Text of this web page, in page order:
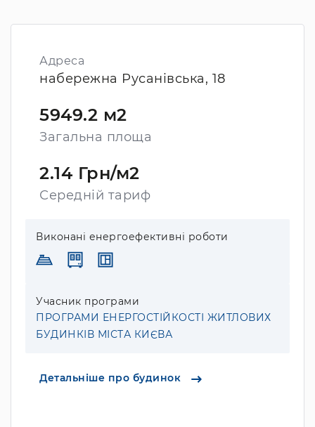
Адреса
набережна Русанівська, 18
5949.2 м2
Загальна площа
2.14 Грн/м2
Середній тариф
Виконані енергоефективні роботи
Учасник програми
ПРОГРАМИ ЕНЕРГОСТІЙКОСТІ ЖИТЛОВИХ
БУДИНКІВ МІСТА КИЄВА
Детальніше про будинок